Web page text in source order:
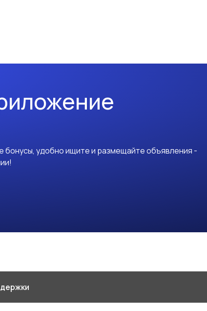
бонусы, удобно ищите и размещайте объявления -